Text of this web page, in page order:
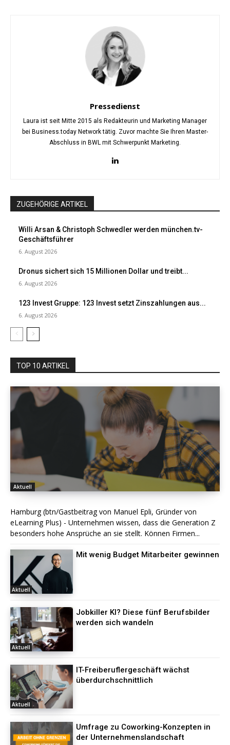
Pressedienst
Laura ist seit Mitte 2015 als Redakteurin und Marketing Manager
bei Business.today Network tätig. Zuvor machte Sie Ihren Master-
Abschluss in BWL mit Schwerpunkt Marketing.
ZUGEHÖRIGE ARTIKEL
Willi Arsan & Christoph Schwedler werden münchen.tv-
Geschäftsführer
6. August 2026
Dronus sichert sich 15 Millionen Dollar und treibt...
6. August 2026
123 Invest Gruppe: 123 Invest setzt Zinszahlungen aus...
6. August 2026
TOP 10 ARTIKEL
Aktuell
Hamburg (btn/Gastbeitrag von Manuel Epli, Gründer von
eLearning Plus) - Unternehmen wissen, dass die Generation Z
besonders hohe Ansprüche an sie stellt. Können Firmen...
Aktuell
Mit wenig Budget Mitarbeiter gewinnen
Aktuell
Jobkiller KI? Diese fünf Berufsbilder
werden sich wandeln
Aktuell
IT-Freiberuflergeschäft wächst
überdurchschnittlich
Umfrage zu Coworking-Konzepten in
der Unternehmenslandschaft